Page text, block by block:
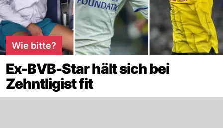
Wie bitte?
Ex-BVB-Star hält sich bei
Zehntligist fit